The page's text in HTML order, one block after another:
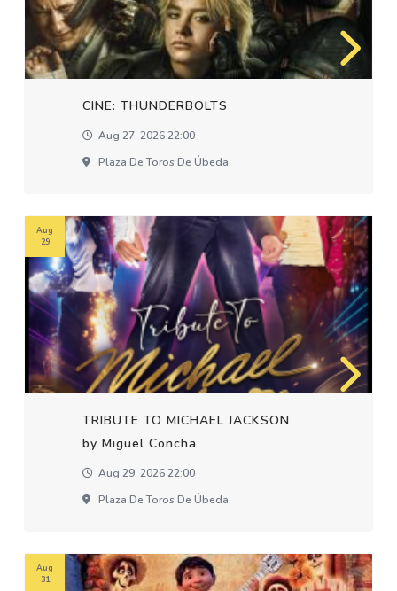
CINE: THUNDERBOLTS
Aug 27, 2026 22:00
Plaza De Toros De Úbeda
TRIBUTE TO MICHAEL JACKSON
by Miguel Concha
Aug 29, 2026 22:00
Plaza De Toros De Úbeda
Aug
29
Aug
31